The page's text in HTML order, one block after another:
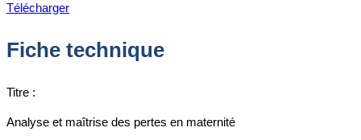
Télécharger
Fiche technique
Titre :
Analyse et maîtrise des pertes en maternité